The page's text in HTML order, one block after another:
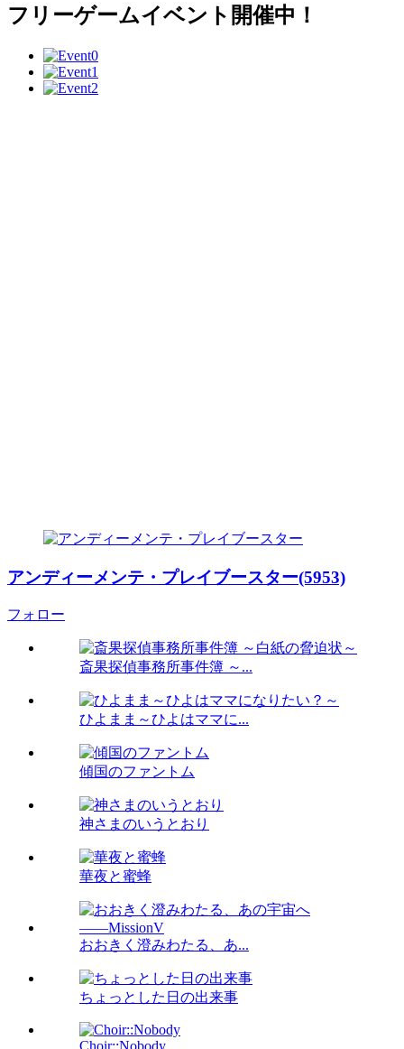
フリーゲームイベント開催中！
アンディーメンテ・プレイブースター(5953)
フォロー
斎果探偵事務所事件簿 ～...
ひよまま～ひよはママに...
傾国のファントム
神さまのいうとおり
華夜と蜜蜂
おおきく澄みわたる、あ...
ちょっとした日の出来事